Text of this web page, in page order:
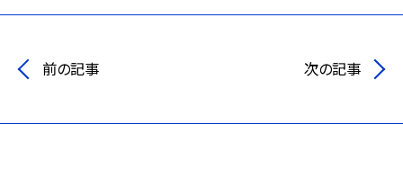
前の記事 次の記事